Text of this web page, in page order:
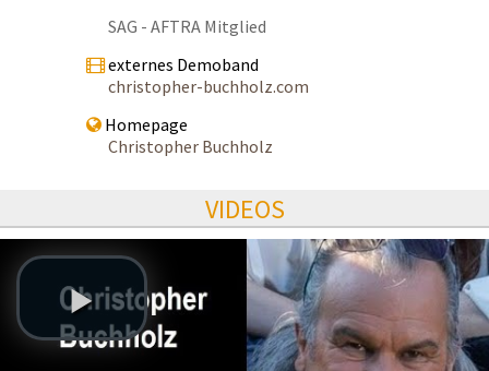
SAG - AFTRA Mitglied
externes Demoband
christopher-buchholz.com
Homepage
Christopher Buchholz
VIDEOS